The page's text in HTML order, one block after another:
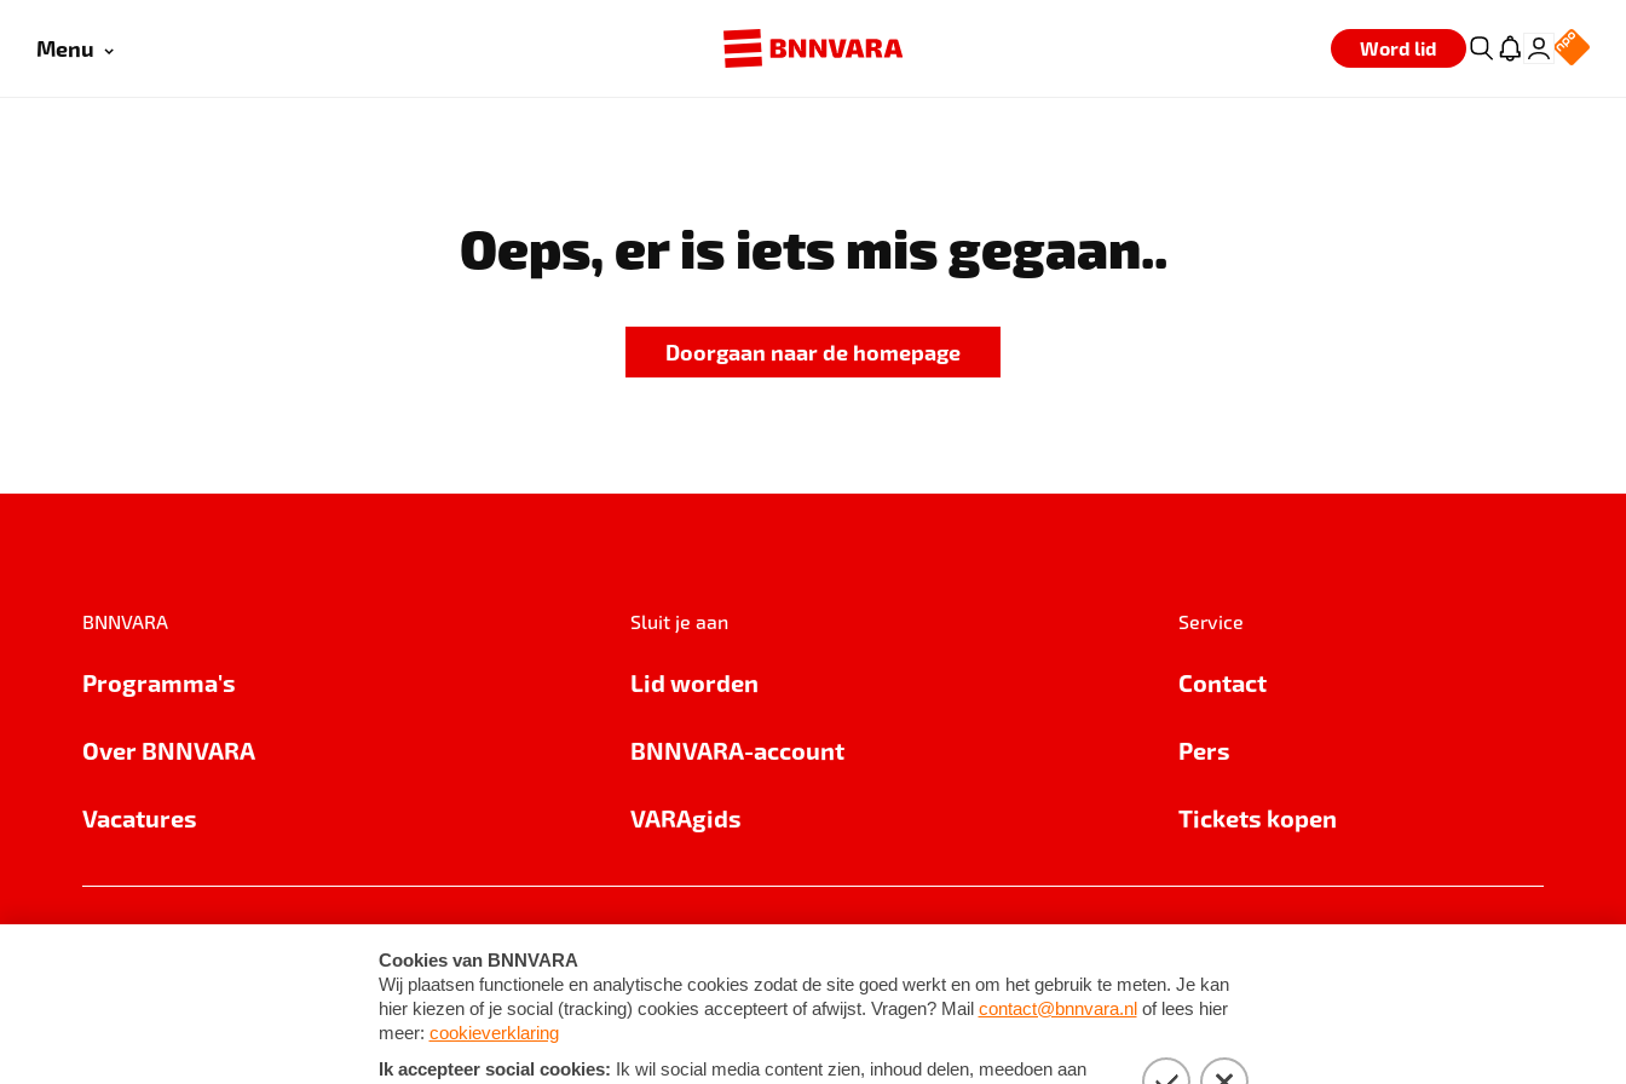
Menu Word lid
Oeps, er is iets mis gegaan..
Doorgaan naar de homepage
BNNVARA
Programma's
Over BNNVARA
Vacatures
Sluit je aan
Lid worden
BNNVARA-account
VARAgids
Service
Contact
Pers
Tickets kopen
Cookie-instellingen Algemene voorwaarden ©2026BNNVARA